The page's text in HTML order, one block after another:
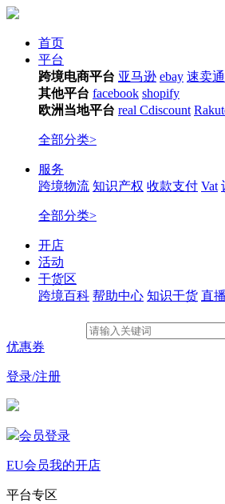
首页
平台
跨境电商平台 亚马逊 ebay 速卖通
其他平台 facebook shopify
欧洲当地平台 real Cdiscount
全部分类>
服务
跨境物流 知识产权 收款支付 Vat
全部分类>
开店
活动
干货区
跨境百科 帮助中心 知识干货 直
优惠券
登录/注册
会员登录
EU会员我的开店
平台专区